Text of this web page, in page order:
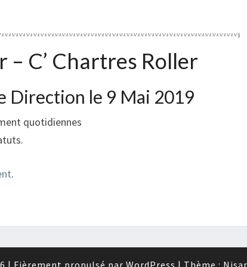
– C’ Chartres Roller
Direction le 9 Mai 2019
quotidiennes
.
| Fièrement propulsé par WordPress | Thème :